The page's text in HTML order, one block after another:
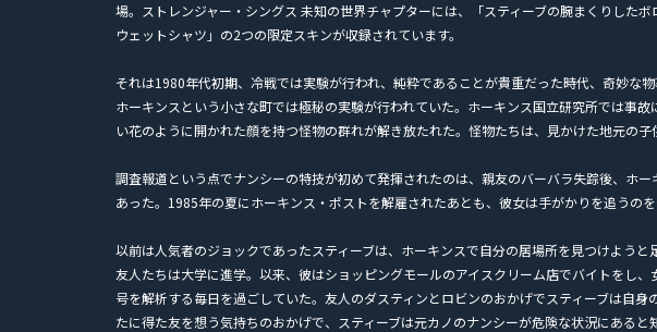
場。ストレンジャー・シングス 未知の世界チャプターには、「スティーブの腕まくりした
ウェットシャツ」の2つの限定スキンが収録されています。
それは1980年代初期、冷戦では実験が行われ、純粋であることが貴重だった時代、奇妙な
ホーキンスという小さな町では極秘の実験が行われていた。ホーキンス国立研究所では事
い花のように開かれた顔を持つ怪物の群れが解き放たれた。怪物たちは、見かけた地元の子
調査報道という点でナンシーの特技が初めて発揮されたのは、親友のバーバラ失踪後、ホ
あった。1985年の夏にホーキンス・ポストを解雇されたあとも、彼女は手がかりを追うの
以前は人気者のジョックであったスティーブは、ホーキンスで自分の居場所を見つけよう
友人たちは大学に進学。以来、彼はショッピングモールのアイスクリーム店でバイトをし
号を解析する毎日を過ごしていた。友人のダスティンとロビンのおかげでスティーブは自
たに得た友を想う気持ちのおかげで、スティーブは元カノのナンシーが危険な状況にある